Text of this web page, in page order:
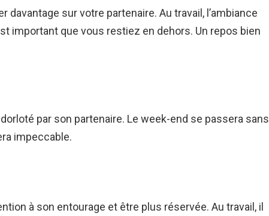
davantage sur votre partenaire. Au travail, l’ambiance
important que vous restiez en dehors. Un repos bien
par son partenaire. Le week-end se passera sans
impeccable.
à son entourage et être plus réservée. Au travail, il